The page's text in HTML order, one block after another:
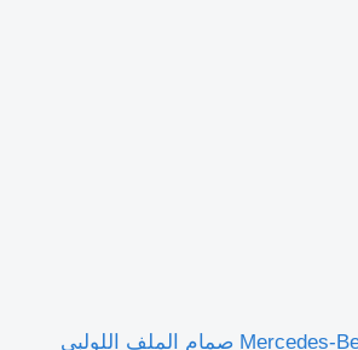
صمام بملف لولبي Mercedes-Benz صمام الملف اللولبي